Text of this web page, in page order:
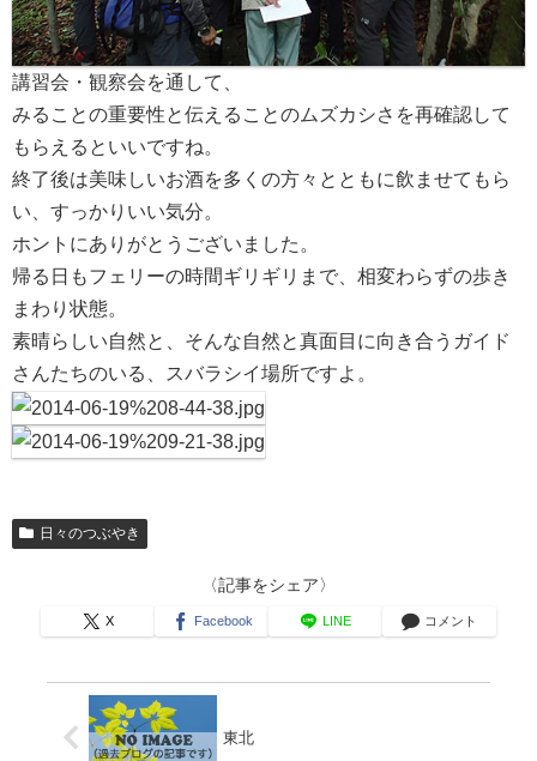
講習会・観察会を通して、
みることの重要性と伝えることのムズカシさを再確認して
もらえるといいですね。
終了後は美味しいお酒を多くの方々とともに飲ませてもら
い、すっかりいい気分。
ホントにありがとうございました。
帰る日もフェリーの時間ギリギリまで、相変わらずの歩き
まわり状態。
素晴らしい自然と、そんな自然と真面目に向き合うガイド
さんたちのいる、スバラシイ場所ですよ。
日々のつぶやき
〈記事をシェア〉
X Facebook LINE コメント
東北